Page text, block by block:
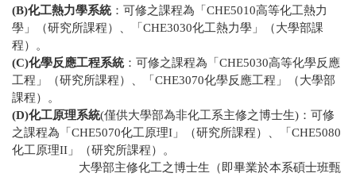
(B)化工熱力學系統：可修之課程為「 CHE5010高等化工熱力
學」（研究所課程）、「 CHE3030化工熱力學」（大學部課
程）。
(C)化學反應工程系統：可修之課程為「 CHE5030高等化學反應
工程」（研究所課程）、「 CHE3070化學反應工程」（大學部
課程）。
(D)化工原理系統(僅供大學部為非化工系主修之博士生) ：可修
之課程為「 CHE5070化工原理I 」（研究所課程）、「 CHE5080
化工原理II 」（研究所課程）。
大學部主修化工之博士生（即畢業於本系碩士班甄